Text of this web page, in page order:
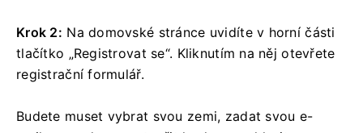
Krok 2: Na domovské stránce uvidíte v horní části
tlačítko „Registrovat se“. Kliknutím na něj otevřete
registrační formulář.
Budete muset vybrat svou zemi, zadat svou e-